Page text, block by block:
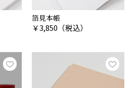
箔見本帳
￥3,850 （税込）